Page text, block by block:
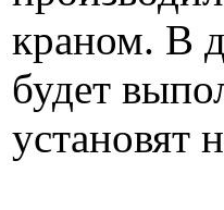
краном. В
будет
установят